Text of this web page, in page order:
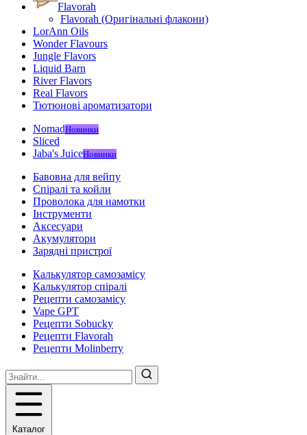
Flavorah
Flavorah (Оригінальні флакони)
LorAnn Oils
Wonder Flavours
Jungle Flavors
Liquid Barn
River Flavors
Real Flavors
Тютюнові ароматизатори
NomadНовинки
Sliced
Jaba's JuiceНовинки
Бавовна для вейпу
Спіралі та койли
Проволока для намотки
Інструменти
Аксесуари
Акумулятори
Зарядні пристрої
Калькулятор самозамісу
Калькулятор спіралі
Рецепти самозамісу
Vape GPT
Рецепти Sobucky
Рецепти Flavorah
Рецепти Molinberry
Каталог